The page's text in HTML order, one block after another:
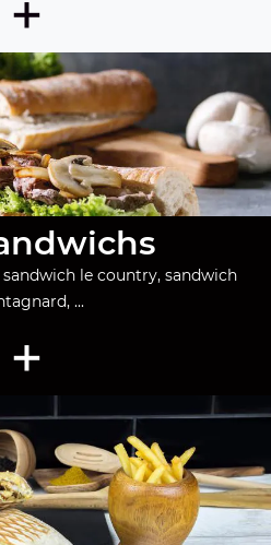
le country, sandwich
...
+